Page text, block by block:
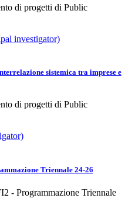
di progetti di Public
investigator)
sistemica tra imprese e
di progetti di Public
Triennale 24-26
- Programmazione Triennale